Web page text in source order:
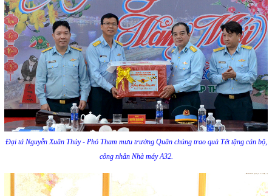
Đại tá Nguyễn Xuân Thủy - Phó Tham mưu trưởng Quân chủng trao quà Tết tặng cán bộ,
công nhân Nhà máy A32.